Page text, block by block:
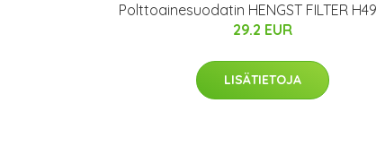
Polttoainesuodatin HENGST FILTER
29.2 EUR
LISÄTIETOJA